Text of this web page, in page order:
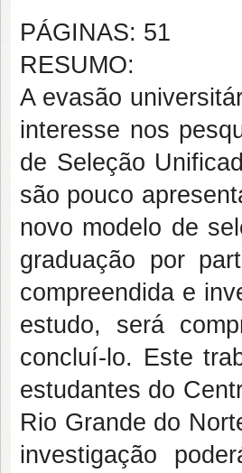
PÁGINAS: 51
RESUMO:
A evasão
interesse nos
de Seleção
são pouco
novo modelo de
graduação por
compreendida e
estudo, será
concluí-lo. Este
estudantes do
Rio Grande do
investigação